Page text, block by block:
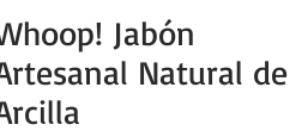
Jabón
Natural de